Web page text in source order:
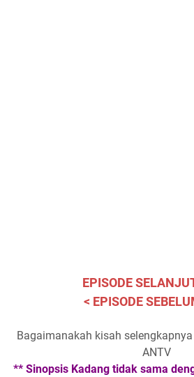
EPISODE
< EPISODE
Bagaimanakah kisah
ANTV
** Sinopsis Kadang tidak sama